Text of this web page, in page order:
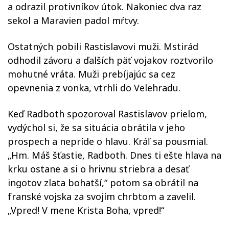
a odrazil protivníkov útok. Nakoniec dva raz
sekol a Maravien padol mŕtvy.
Ostatných pobili Rastislavovi muži. Mstirád
odhodil závoru a ďalších päť vojakov roztvorilo
mohutné vráta. Muži prebíjajúc sa cez
opevnenia z vonka, vtrhli do Velehradu.
Keď Radboth spozoroval Rastislavov prielom,
vydýchol si, že sa situácia obrátila v jeho
prospech a nepríde o hlavu. Kráľ sa pousmial.
„Hm. Máš šťastie, Radboth. Dnes ti ešte hlava na
krku ostane a si o hrivnu striebra a desať
ingotov zlata bohatší,“ potom sa obrátil na
franské vojska za svojím chrbtom a zavelil.
„Vpred! V mene Krista Boha, vpred!“